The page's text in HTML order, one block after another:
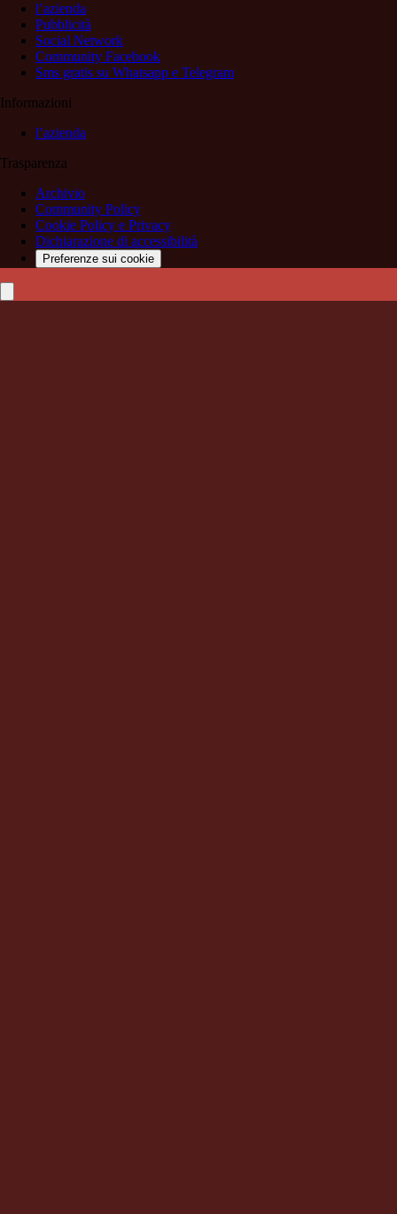
l’azienda
Pubblicità
Social Network
Community Facebook
Sms gratis su Whatsapp e Telegram
Informazioni
l’azienda
Trasparenza
Archivio
Community Policy
Cookie Policy e Privacy
Dichiarazione di accessibilità
Preferenze sui cookie